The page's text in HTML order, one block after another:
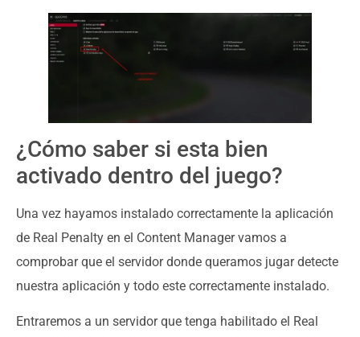
¿Cómo saber si esta bien
activado dentro del juego?
Una vez hayamos instalado correctamente la aplicación
de Real Penalty en el Content Manager vamos a
comprobar que el servidor donde queramos jugar detecte
nuestra aplicación y todo este correctamente instalado.
Entraremos a un servidor que tenga habilitado el Real